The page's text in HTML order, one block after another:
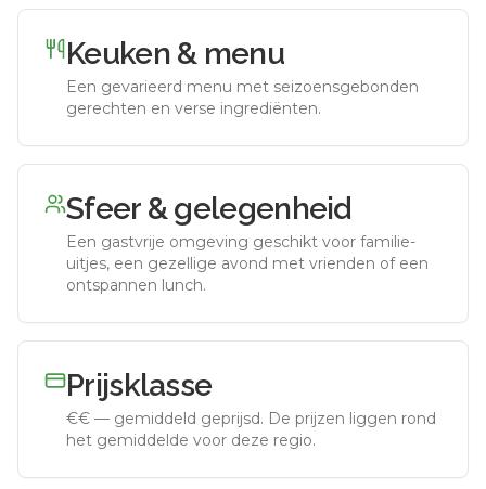
Keuken & menu
Een gevarieerd menu met seizoensgebonden
gerechten en verse ingrediënten.
Sfeer & gelegenheid
Een gastvrije omgeving geschikt voor familie-
uitjes, een gezellige avond met vrienden of een
ontspannen lunch.
Prijsklasse
€€ — gemiddeld geprijsd. De prijzen liggen rond
het gemiddelde voor deze regio.